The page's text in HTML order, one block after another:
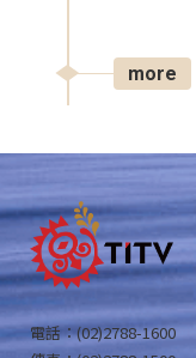
more
電話：(02)2788-1600